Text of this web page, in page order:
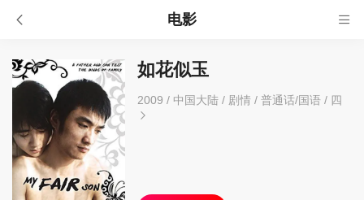
电影
如花似玉
2009 / 中国大陆 / 剧情/ 普通话/国语 / 四